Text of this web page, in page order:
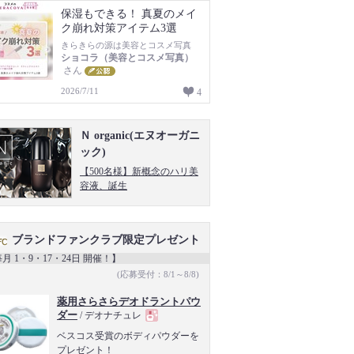
保湿もできる！ 真夏のメイ
ク崩れ対策アイテム3選
きらきらの源は美容とコスメ写真
ショコラ（美容とコスメ写真）
さん
2026/7/11 4
Ｎ organic(エヌオーガニ
ック)
【500名様】新概念のハリ美
容液、誕生
ブランドファンクラブ限定プレゼント
1・9・17・24日 開催！】
(応募受付：8/1～8/8)
薬用さらさらデオドラントパウ
ダー / デオナチュレ
現
ベスコス受賞のボディパウダーを
プレゼント！